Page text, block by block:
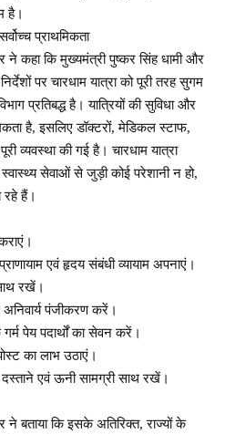
है।
प्राथमिकता
ने कहा कि मुख्यमंत्री पुष्कर सिंह धामी और
पर चारधाम यात्रा को पूरी तरह सुगम
प्रतिबद्ध है। यात्रियों की सुविधा और
है, इसलिए डॉक्टरों, मेडिकल स्टाफ,
व्यवस्था की गई है। चारधाम यात्रा
सेवाओं से जुड़ी कोई परेशानी न हो,
रहे हैं।
एवं हृदय संबंधी व्यायाम अपनाएं।
रखें।
पंजीकरण करें।
पेय पदार्थों का सेवन करें।
का लाभ उठाएं।
एवं ऊनी सामग्री साथ रखें।
बताया कि इसके अतिरिक्त, राज्यों के